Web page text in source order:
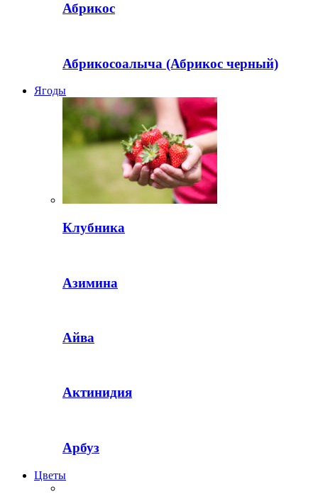
Абрикос
Абрикосоалыча (Абрикос черный)
Ягоды
Клубника
Азимина
Айва
Актинидия
Арбуз
Цветы